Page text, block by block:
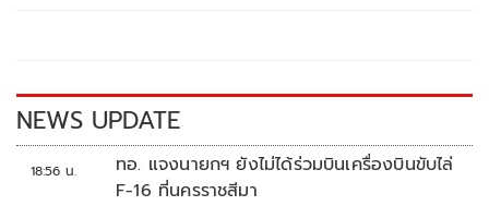
k k
NEWS UPDATE
18:56 น.
ทอ. แจงนายกฯ ยังไม่ได้ร่วมบินเครื่องบินขับไล่
F-16 ที่นครราชสีมา